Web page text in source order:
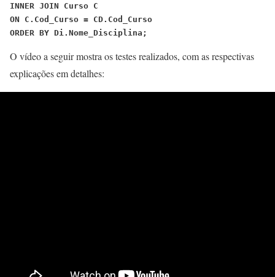
INNER JOIN Curso C
ON C.Cod_Curso = CD.Cod_Curso
ORDER BY Di.Nome_Disciplina;
O vídeo a seguir mostra os testes realizados, com as respectivas
explicações em detalhes: